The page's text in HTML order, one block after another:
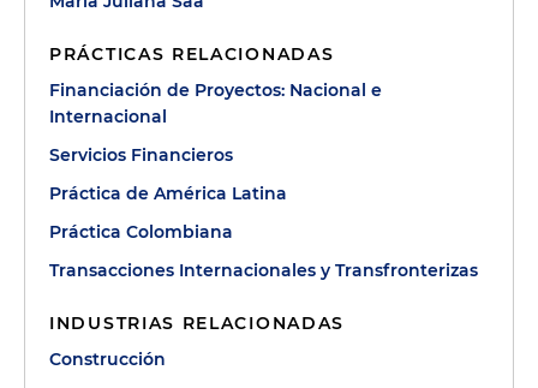
PRÁCTICAS RELACIONADAS
Financiación de Proyectos: Nacional e
Internacional
Servicios Financieros
Práctica de América Latina
Práctica Colombiana
Transacciones Internacionales y Transfronterizas
INDUSTRIAS RELACIONADAS
Construcción